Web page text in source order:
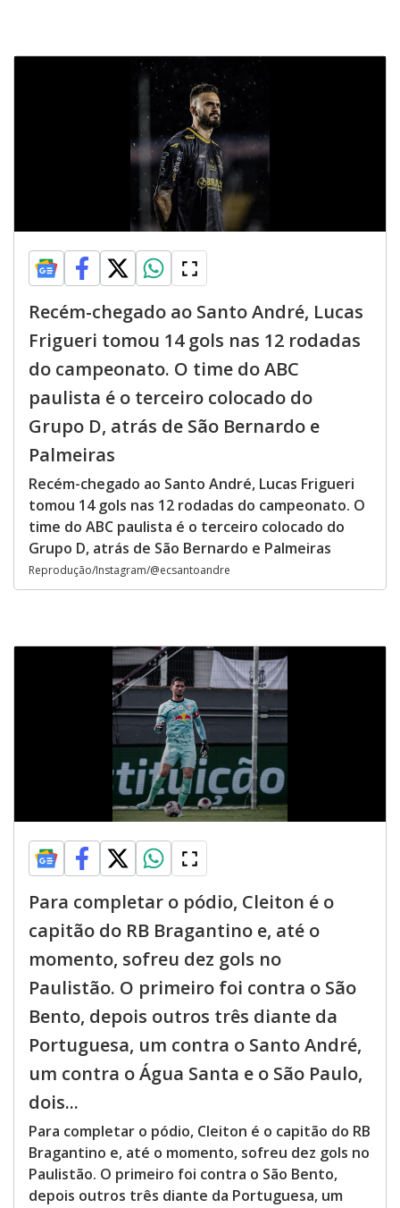
Recém-chegado ao Santo André, Lucas
Frigueri tomou 14 gols nas 12 rodadas
do campeonato. O time do ABC
paulista é o terceiro colocado do
Grupo D, atrás de São Bernardo e
Palmeiras
Recém-chegado ao Santo André, Lucas Frigueri
tomou 14 gols nas 12 rodadas do campeonato. O
time do ABC paulista é o terceiro colocado do
Grupo D, atrás de São Bernardo e Palmeiras
Reprodução/Instagram/@ecsantoandre
Para completar o pódio, Cleiton é o
capitão do RB Bragantino e, até o
momento, sofreu dez gols no
Paulistão. O primeiro foi contra o São
Bento, depois outros três diante da
Portuguesa, um contra o Santo André,
um contra o Água Santa e o São Paulo,
dois...
Para completar o pódio, Cleiton é o capitão do RB
Bragantino e, até o momento, sofreu dez gols no
Paulistão. O primeiro foi contra o São Bento,
depois outros três diante da Portuguesa, um